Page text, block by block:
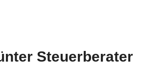
Steuerberater